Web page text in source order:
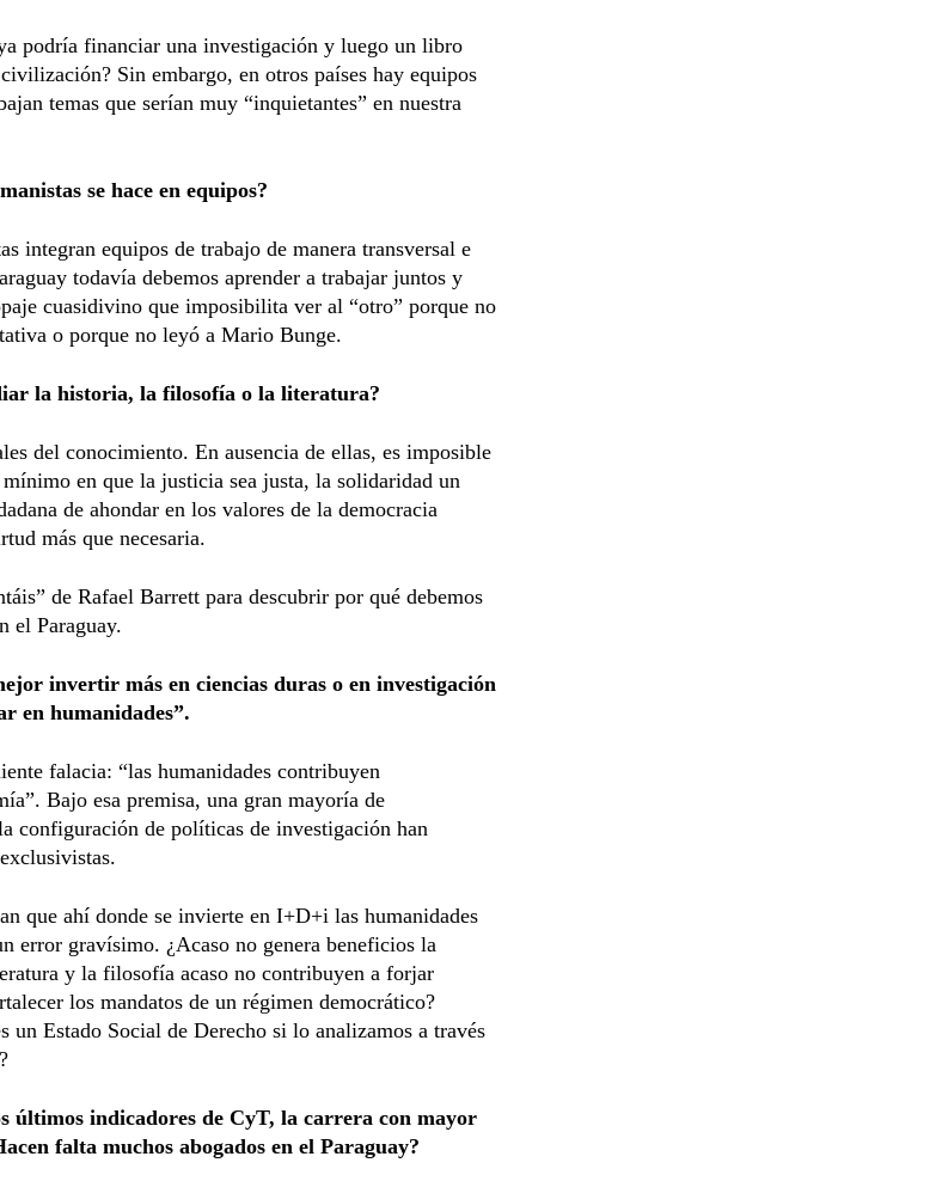
podría financiar una investigación y luego un libro
Sin embargo, en otros países hay equipos
temas que serían muy “inquietantes” en nuestra
se hace en equipos?
integran equipos de trabajo de manera transversal e
todavía debemos aprender a trabajar juntos y
cuasidivino que imposibilita ver al “otro” porque no
o porque no leyó a Mario Bunge.
la historia, la filosofía o la literatura?
del conocimiento. En ausencia de ellas, es imposible
en que la justicia sea justa, la solidaridad un
de ahondar en los valores de la democracia
más que necesaria.
de Rafael Barrett para descubrir por qué debemos
el Paraguay.
invertir más en ciencias duras o en investigación
en humanidades”.
falacia: “las humanidades contribuyen
Bajo esa premisa, una gran mayoría de
configuración de políticas de investigación han
que ahí donde se invierte en I+D+i las humanidades
error gravísimo. ¿Acaso no genera beneficios la
y la filosofía acaso no contribuyen a forjar
los mandatos de un régimen democrático?
un Estado Social de Derecho si lo analizamos a través
últimos indicadores de CyT, la carrera con mayor
falta muchos abogados en el Paraguay?